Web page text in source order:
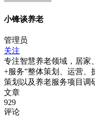
小锋谈养老
管理员
关注
专注智慧养老领域，居家
+服务”整体策划、运营、
策划以及养老服务项目调
文章
929
评论